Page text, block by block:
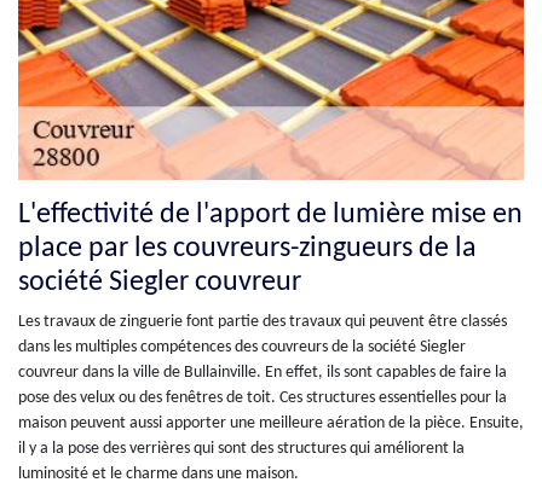
L'effectivité de l'apport de lumière mise en
place par les couvreurs-zingueurs de la
société Siegler couvreur
Les travaux de zinguerie font partie des travaux qui peuvent être classés
dans les multiples compétences des couvreurs de la société Siegler
couvreur dans la ville de Bullainville. En effet, ils sont capables de faire la
pose des velux ou des fenêtres de toit. Ces structures essentielles pour la
maison peuvent aussi apporter une meilleure aération de la pièce. Ensuite,
il y a la pose des verrières qui sont des structures qui améliorent la
luminosité et le charme dans une maison.